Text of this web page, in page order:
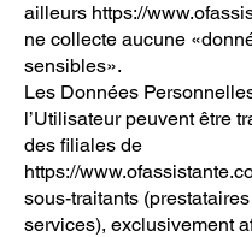
ailleurs https://
ne collecte aucune
sensibles».
Les Données
l’Utilisateur peuvent être
des filiales de
https://
sous-traitants
services), exclusivement